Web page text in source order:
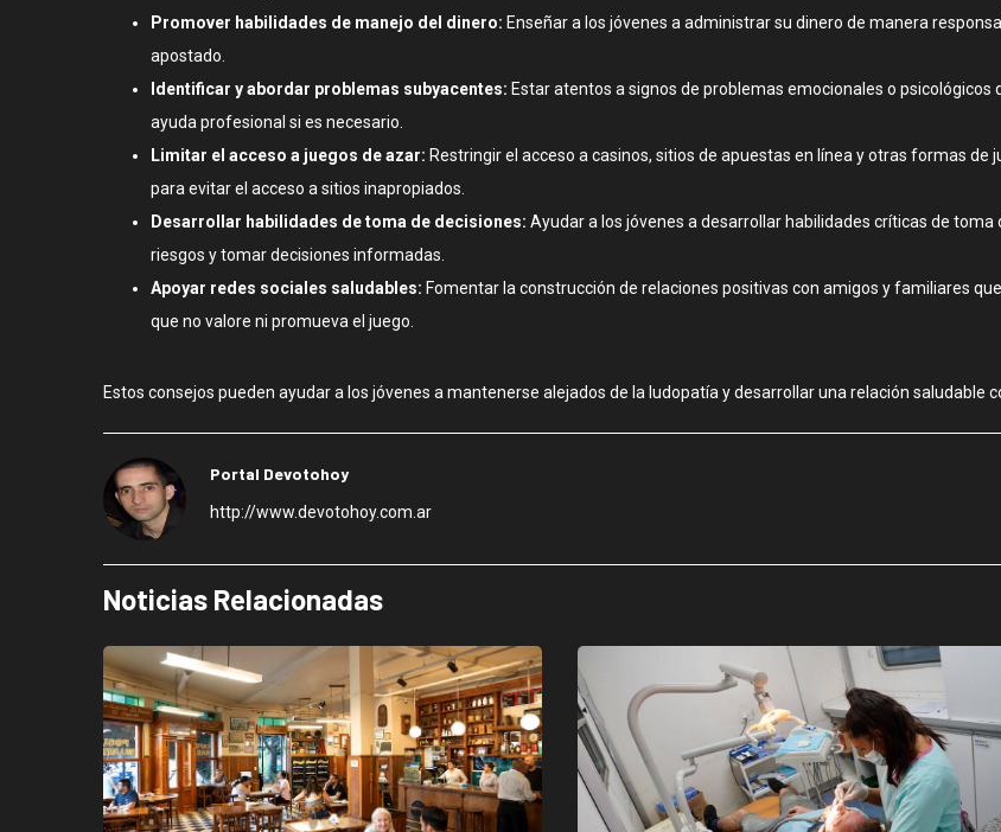
Promover habilidades de manejo del dinero: Enseñar a los jóvenes a administrar su dinero de manera
apostado.
Identificar y abordar problemas subyacentes: Estar atentos a signos de problemas emocionales o
ayuda profesional si es necesario.
Limitar el acceso a juegos de azar: Restringir el acceso a casinos, sitios de apuestas en línea y otras formas
para evitar el acceso a sitios inapropiados.
Desarrollar habilidades de toma de decisiones: Ayudar a los jóvenes a desarrollar habilidades críticas de
riesgos y tomar decisiones informadas.
Apoyar redes sociales saludables: Fomentar la construcción de relaciones positivas con amigos y familiares
que no valore ni promueva el juego.
Estos consejos pueden ayudar a los jóvenes a mantenerse alejados de la ludopatía y desarrollar una relación saludable
Portal Devotohoy
http://www.devotohoy.com.ar
Noticias Relacionadas